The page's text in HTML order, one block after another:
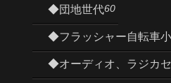
◆団地世代60
◆フラッシャー自転車
◆オーディオ、ラジカ